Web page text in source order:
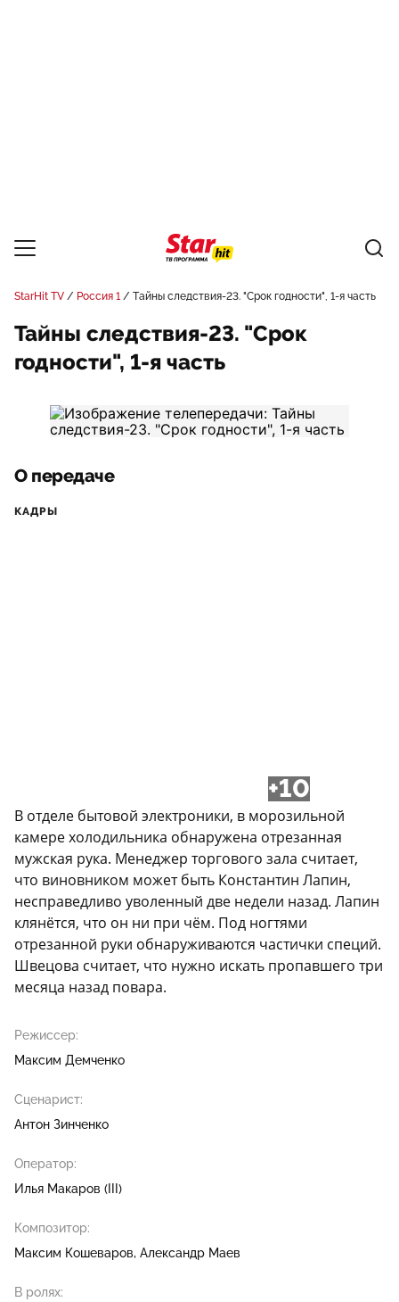
StarHit TV Россия 1 Тайны следствия-23. "Срок годности", 1-я часть
Тайны следствия-23. "Срок
годности", 1-я часть
О передаче
КАДРЫ
+10
В отделе бытовой электроники, в морозильной
камере холодильника обнаружена отрезанная
мужская рука. Менеджер торгового зала считает,
что виновником может быть Константин Лапин,
несправедливо уволенный две недели назад. Лапин
клянётся, что он ни при чём. Под ногтями
отрезанной руки обнаруживаются частички специй.
Швецова считает, что нужно искать пропавшего три
месяца назад повара.
Режиссер:
Максим Демченко
Сценарист:
Антон Зинченко
Оператор:
Илья Макаров (III)
Композитор:
Максим Кошеваров Александр Маев
В ролях: